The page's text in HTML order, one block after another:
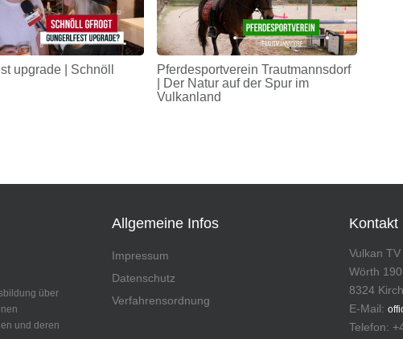
upgrade | Schnöll
Pferdesportverein Trautmannsdorf
| Der Natur auf der Spur im
Vulkanland
über
und deren
Allgemeine Infos
Impressum
Datenschutz
Verfahrensordnung
Kontakt
Vulkan
Wörth 190
8324
E-Mail:
Telefon: